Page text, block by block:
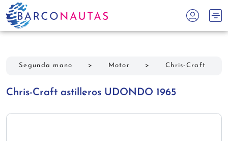
Segunda mano > Motor > Chris-Craft
Chris-Craft astilleros UDONDO 1965